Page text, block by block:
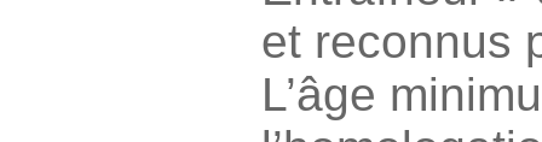
et reconnus
L’âge